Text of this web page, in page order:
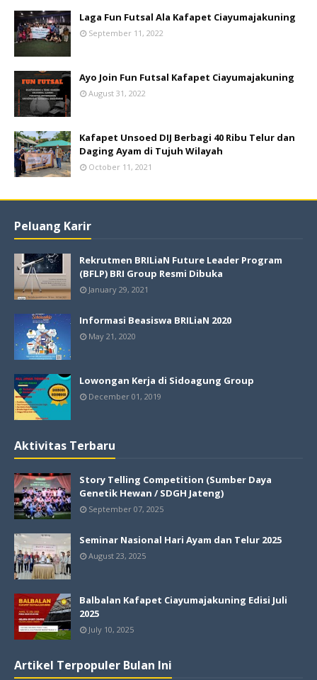
Laga Fun Futsal Ala Kafapet Ciayumajakuning
September 11, 2022
Ayo Join Fun Futsal Kafapet Ciayumajakuning
August 31, 2022
Kafapet Unsoed DIJ Berbagi 40 Ribu Telur dan
Daging Ayam di Tujuh Wilayah
October 11, 2021
Peluang Karir
Rekrutmen BRILiaN Future Leader Program
(BFLP) BRI Group Resmi Dibuka
January 29, 2021
Informasi Beasiswa BRILiaN 2020
May 21, 2020
Lowongan Kerja di Sidoagung Group
December 01, 2019
Aktivitas Terbaru
Story Telling Competition (Sumber Daya
Genetik Hewan / SDGH Jateng)
September 07, 2025
Seminar Nasional Hari Ayam dan Telur 2025
August 23, 2025
Balbalan Kafapet Ciayumajakuning Edisi Juli
2025
July 10, 2025
Artikel Terpopuler Bulan Ini